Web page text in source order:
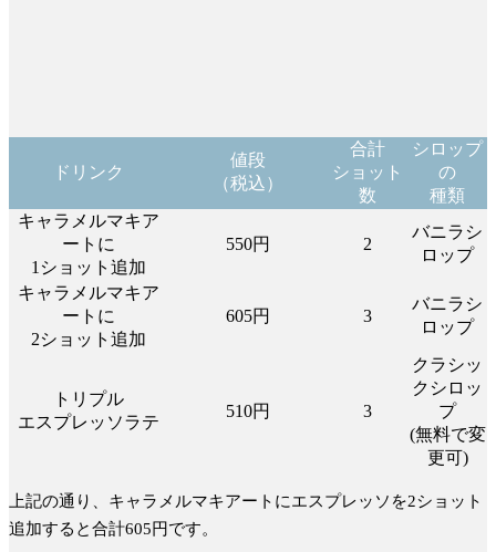
ドリンク
値段
（税込）
合計
ショット
数
シロップ
の
種類
キャラメルマキア
ートに
1ショット追加
550円 2
バニラシ
ロップ
キャラメルマキア
ートに
2ショット追加
605円 3
バニラシ
ロップ
トリプル
エスプレッソラテ
510円 3
クラシッ
クシロッ
プ
(無料で変
更可)
上記の通り、キャラメルマキアートにエスプレッソを2ショット
追加すると合計605円です。